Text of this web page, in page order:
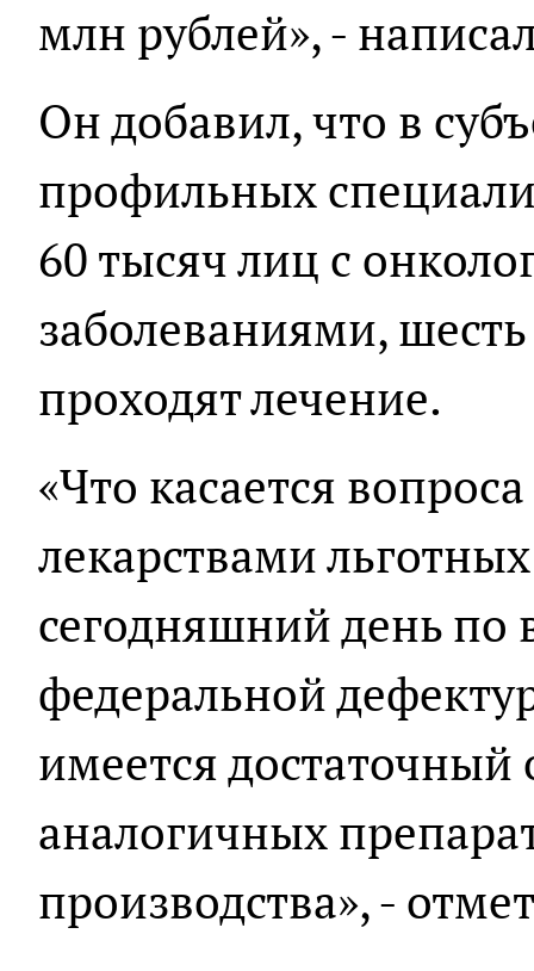
млн рублей», -
Он добавил, что в
профильных
60 тысяч лиц с
заболеваниями,
проходят лечение.
«Что касается
лекарствами
сегодняшний день по
федеральной
имеется
аналогичных
производства», -